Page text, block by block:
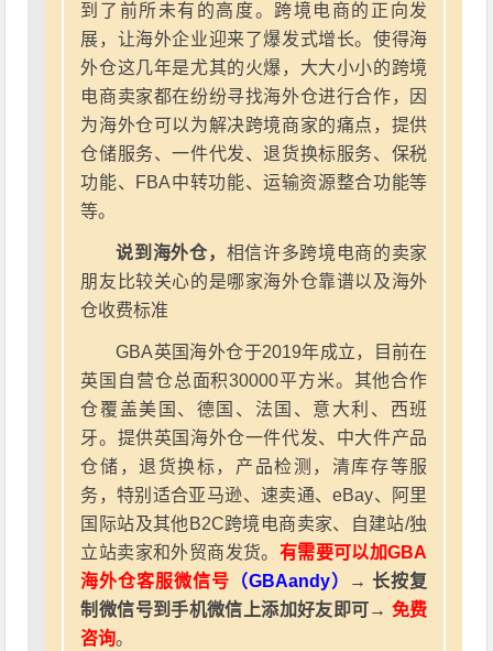
到了前所未有的高度。跨境电商的正向发
展，让海外企业迎来了爆发式增长。使得海
外仓这几年是尤其的火爆，大大小小的跨境
电商卖家都在纷纷寻找海外仓进行合作，因
为海外仓可以为解决跨境商家的痛点，提供
仓储服务、一件代发、退货换标服务、保税
功能、FBA中转功能、运输资源整合功能等
等。
说到海外仓， 相信许多跨境电商的卖家
朋友比较关心的是哪家海外仓靠谱以及海外
仓收费标准
GBA英国海外仓于2019年成立，目前在
英国自营仓总面积30000平方米。其他合作
仓覆盖美国、德国、法国、意大利、西班
牙。提供英国海外仓一件代发、中大件产品
仓储，退货换标，产品检测，清库存等服
务，特别适合亚马逊、速卖通、eBay、阿里
国际站及其他B2C跨境电商卖家、自建站/独
立站卖家和外贸商发货。 有需要可以加GBA
海外仓客服微信号 （GBAandy）
→ 长按复
制微信号到手机微信上添加好友即可→ 免费
咨询。